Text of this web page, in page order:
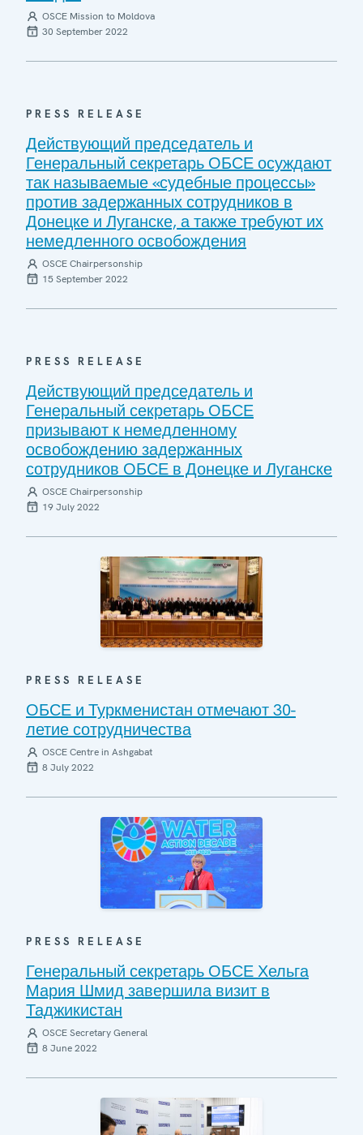
OSCE Mission to Moldova
30 September 2022
PRESS RELEASE
Действующий председатель и
Генеральный секретарь ОБСЕ осуждают
так называемые «судебные процессы»
против задержанных сотрудников в
Донецке и Луганске, а также требуют их
немедленного освобождения
OSCE Chairpersonship
15 September 2022
PRESS RELEASE
Действующий председатель и
Генеральный секретарь ОБСЕ
призывают к немедленному
освобождению задержанных
сотрудников ОБСЕ в Донецке и Луганске
OSCE Chairpersonship
19 July 2022
PRESS RELEASE
ОБСЕ и Туркменистан отмечают 30-
летие сотрудничества
OSCE Centre in Ashgabat
8 July 2022
PRESS RELEASE
Генеральный секретарь ОБСЕ Хельга
Мария Шмид завершила визит в
Таджикистан
OSCE Secretary General
8 June 2022